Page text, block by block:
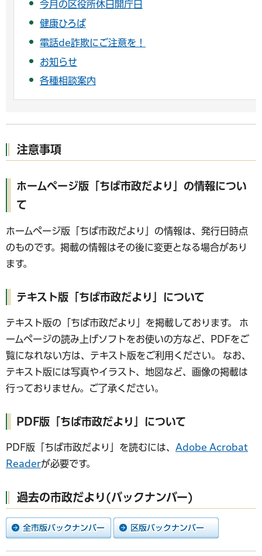
今月の区役所休日開庁日
健康ひろば
電話de詐欺にご注意を！
お知らせ
各種相談案内
注意事項
ホームページ版「ちば市政だより」の情報につい
て
ホームページ版「ちば市政だより」の情報は、発行日時点
のものです。掲載の情報はその後に変更となる場合があり
ます。
テキスト版「ちば市政だより」について
テキスト版の「ちば市政だより」を掲載しております。 ホ
ームページの読み上げソフトをお使いの方など、PDFをご
覧になれない方は、テキスト版をご利用ください。 なお、
テキスト版には写真やイラスト、地図など、画像の掲載は
行っておりません。ご了承ください。
PDF版「ちば市政だより」について
PDF版「ちば市政だより」を読むには、 Adobe Acrobat
Readerが必要です。
過去の市政だより(バックナンバー)